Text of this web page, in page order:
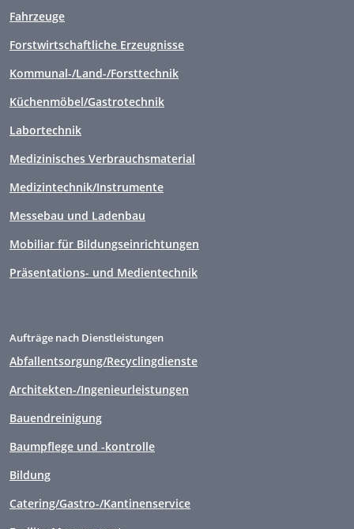
Fahrzeuge
Forstwirtschaftliche Erzeugnisse
Kommunal-/Land-/Forsttechnik
Küchenmöbel/Gastrotechnik
Labortechnik
Medizinisches Verbrauchsmaterial
Medizintechnik/Instrumente
Messebau und Ladenbau
Mobiliar für Bildungseinrichtungen
Präsentations- und Medientechnik
Aufträge nach Dienstleistungen
Abfallentsorgung/Recyclingdienste
Architekten-/Ingenieurleistungen
Bauendreinigung
Baumpflege und -kontrolle
Bildung
Catering/Gastro-/Kantinenservice